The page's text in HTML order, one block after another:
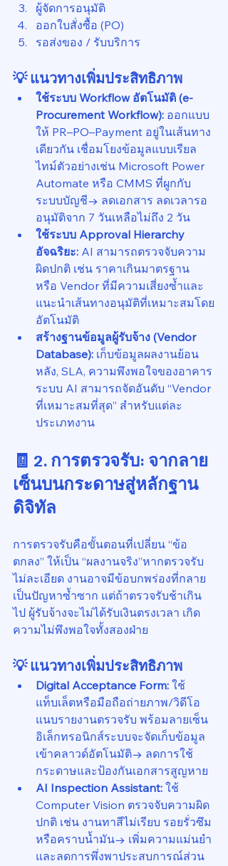
ผู้จัดการอนุมัติ
ออกใบสั่งซื้อ (PO)
รอส่งของ / รับบริการ
💡 แนวทางเพิ่มประสิทธิภาพ
ใช้ระบบ Workflow อัตโนมัติ (e-
Procurement Workflow): ออกแบบ
ให้ PR–PO–Payment อยู่ในเส้นทาง
เดียวกัน เชื่อมโยงข้อมูลแบบเรียล
ไทม์ตัวอย่างเช่น Microsoft Power
Automate หรือ CMMS ที่ผูกกับ
ระบบบัญชี→ ลดเอกสาร ลดเวลารอ
อนุมัติจาก 7 วันเหลือไม่ถึง 2 วัน
ใช้ระบบ Approval Hierarchy
อัจฉริยะ: AI สามารถตรวจจับความ
ผิดปกติ เช่น ราคาเกินมาตรฐาน
หรือ Vendor ที่มีความเสี่ยงซ้ำและ
แนะนำเส้นทางอนุมัติที่เหมาะสมโดย
อัตโนมัติ
สร้างฐานข้อมูลผู้รับจ้าง (Vendor
Database): เก็บข้อมูลผลงานย้อน
หลัง, SLA, ความพึงพอใจของอาคาร
ระบบ AI สามารถจัดอันดับ “Vendor
ที่เหมาะสมที่สุด” สำหรับแต่ละ
ประเภทงาน
🧾 2. การตรวจรับ: จากลาย
เซ็นบนกระดาษสู่หลักฐาน
ดิจิทัล
การตรวจรับคือขั้นตอนที่เปลี่ยน “ข้อ
ตกลง” ให้เป็น “ผลงานจริง”หากตรวจรับ
ไม่ละเอียด งานอาจมีข้อบกพร่องที่กลาย
เป็นปัญหาซ้ำซาก แต่ถ้าตรวจรับช้าเกิน
ไป ผู้รับจ้างจะไม่ได้รับเงินตรงเวลา เกิด
ความไม่พึงพอใจทั้งสองฝ่าย
💡 แนวทางเพิ่มประสิทธิภาพ
Digital Acceptance Form: ใช้
แท็บเล็ตหรือมือถือถ่ายภาพ/วิดีโอ
แนบรายงานตรวจรับ พร้อมลายเซ็น
อิเล็กทรอนิกส์ระบบจะจัดเก็บข้อมูล
เข้าคลาวด์อัตโนมัติ→ ลดการใช้
กระดาษและป้องกันเอกสารสูญหาย
AI Inspection Assistant: ใช้
Computer Vision ตรวจจับความผิด
ปกติ เช่น งานทาสีไม่เรียบ รอยรั่วซึม
หรือคราบน้ำมัน→ เพิ่มความแม่นยำ
และลดการพึ่งพาประสบการณ์ส่วน